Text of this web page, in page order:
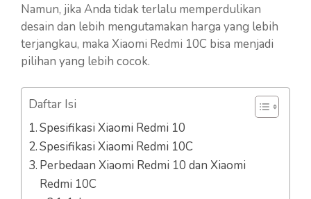
Namun, jika Anda tidak terlalu memperdulikan
desain dan lebih mengutamakan harga yang lebih
terjangkau, maka Xiaomi Redmi 10C bisa menjadi
pilihan yang lebih cocok.
Daftar Isi
Spesifikasi Xiaomi Redmi 10
Spesifikasi Xiaomi Redmi 10C
Perbedaan Xiaomi Redmi 10 dan Xiaomi
Redmi 10C